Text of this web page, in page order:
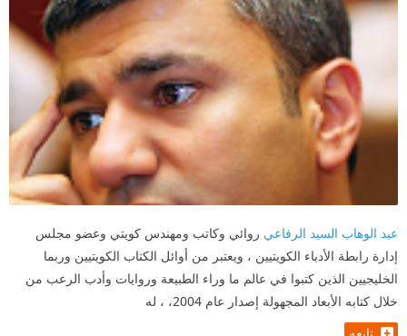
عبد الوهاب السيد الرفاعي روائي وكاتب ومهندس كويتي وعضو مجلس
إدارة رابطة الأدباء الكويتيين ، ويعتبر من أوائل الكتاب الكويتيين وربما
الخليجيين الذين كتبوا في عالم ما وراء الطبيعة وروايات وأدب الرعب من
خلال كتابه الأبعاد المجهولة إصدار عام 2004، ، له
تابعه